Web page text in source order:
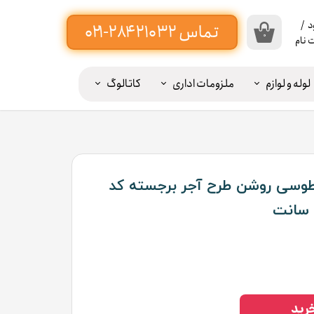
لوله و لوازم ملزومات اداری کاتالوگ
۰
/
نام
طوسی روشن طرح آجر برجسته کد